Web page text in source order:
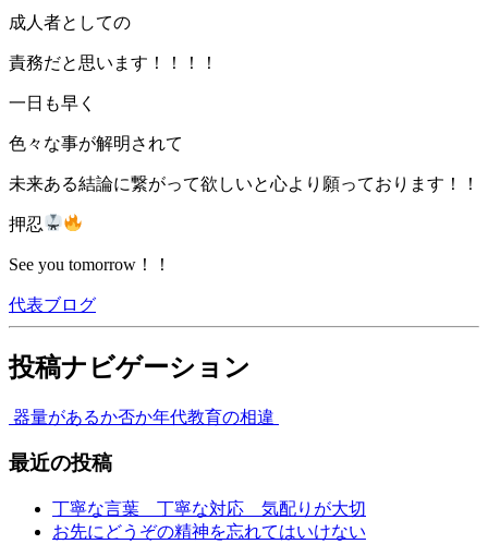
成人者としての
責務だと思います！！！！
一日も早く
色々な事が解明されて
未来ある結論に繋がって欲しいと心より願っております！！
押忍
See you tomorrow！！
代表ブログ
投稿ナビゲーション
器量があるか否か年代教育の相違
最近の投稿
丁寧な言葉 丁寧な対応 気配りが大切
お先にどうぞの精神を忘れてはいけない